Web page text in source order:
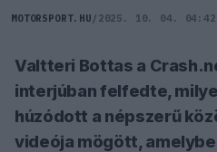
MOTORSPORT.HU / 2025. 10. 04. 04:42
Valtteri Bottas a
interjúban felfedte,
húzódott a népszerű
videója mögött,